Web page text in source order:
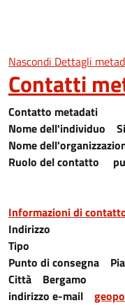
Nascondi Dettagli
Contatti
Contatto metadati
Nome dell'individuo
Nome
Ruolo del contatto
Informazioni di
Indirizzo
Tipo
Punto di consegna
Città Bergamo
indirizzo e-mail